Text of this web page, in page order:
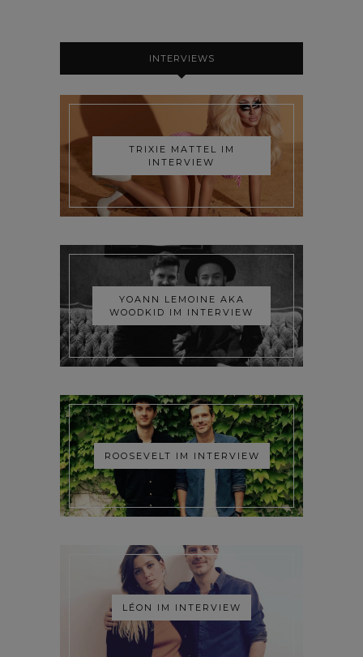
INTERVIEWS
TRIXIE MATTEL IM
INTERVIEW
YOANN LEMOINE AKA
WOODKID IM INTERVIEW
ROOSEVELT IM INTERVIEW
LÉON IM INTERVIEW